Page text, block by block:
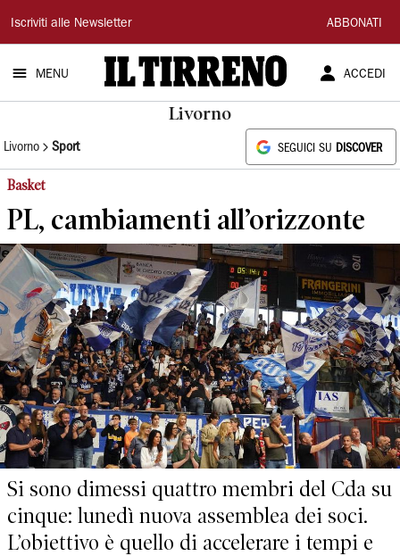
Il
Tirreno
Iscriviti alle Newsletter ABBONATI
MENU ACCEDI
Livorno
Livorno Sport SEGUICI SU DISCOVER
Basket
PL, cambiamenti all’orizzonte
Si sono dimessi quattro membri del Cda su
cinque: lunedì nuova assemblea dei soci.
L’obiettivo è quello di accelerare i tempi e